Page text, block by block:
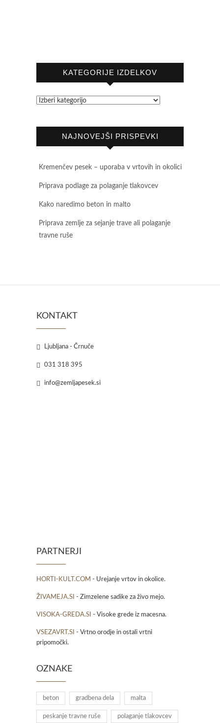
KATEGORIJE IZDELKOV
NAJNOVEJŠI PRISPEVKI
Kremenčev pesek – uporaba v vrtovih in okolici
Priprava podlage za polaganje tlakovcev
Kako naredimo beton in malto
Priprava zemlje za sejanje trave ali polaganje
travne ruše
KONTAKT
Ljubljana - Črnuče
031 318 395
info@zemljapesek.si
PARTNERJI
HORTI-KULT.COM - Urejanje vrtov in okolice.
ŽIVAMEJA.SI - Zimzelene sadike za živo mejo.
VISOKA-GREDA.SI - Visoke grede iz macesna.
VSEZAVRT.SI - Vrtno orodje in ostali vrtni
pripomočki.
OZNAKE
beton gradbena dela malta
peskanje travne ruše polaganje tlakovcev